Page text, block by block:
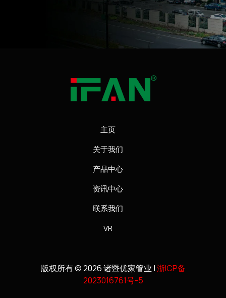
主页
关于我们
产品中心
资讯中心
联系我们
VR
版权所有 © 2026 诸暨优家管业 |浙ICP备
2023016761号-5